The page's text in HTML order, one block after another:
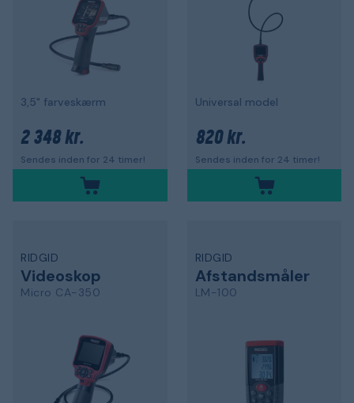
3,5" farveskærm
2 348 kr.
Sendes inden for 24 timer!
Universal model
820 kr.
Sendes inden for 24 timer!
RIDGID
Videoskop
Micro CA-350
RIDGID
Afstandsmåler
LM-100